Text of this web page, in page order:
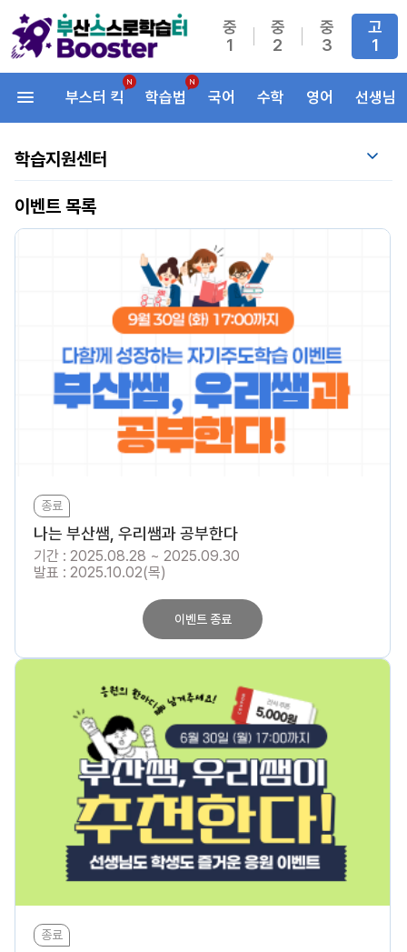
중
1
중
2
중
3
고
1
부스터 킥 학습법 국어 수학 영어 선생님
학습지원센터
이벤트 목록
종료
나는 부산쌤, 우리쌤과 공부한다
기간 : 2025.08.28 ~ 2025.09.30
발표 : 2025.10.02(목)
이벤트 종료
종료